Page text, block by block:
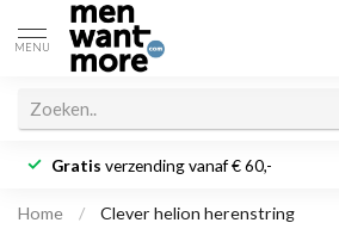
MENU
Gratis verzending vanaf € 60,-
Home / Clever helion herenstring